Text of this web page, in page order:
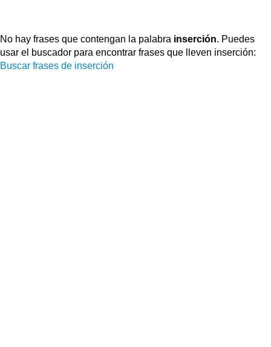
No hay frases que contengan la palabra inserción. Puedes
usar el buscador para encontrar frases que lleven inserción:
Buscar frases de inserción